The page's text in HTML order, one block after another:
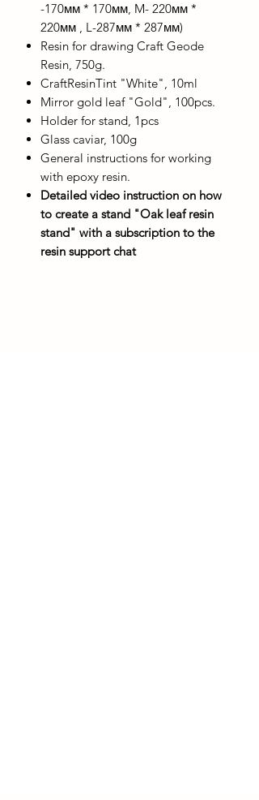
-170мм * 170мм, M- 220мм *
220мм , L-287мм * 287мм)
Resin for drawing Craft Geode
Resin, 750g.
CraftResinTint "White", 10ml
Mirror gold leaf "Gold", 100pcs.
Holder for stand, 1pcs
Glass caviar, 100g
General instructions for working
with epoxy resin.
Detailed video instruction on how
to create a stand "Oak leaf resin
stand" with a subscription to the
resin support chat